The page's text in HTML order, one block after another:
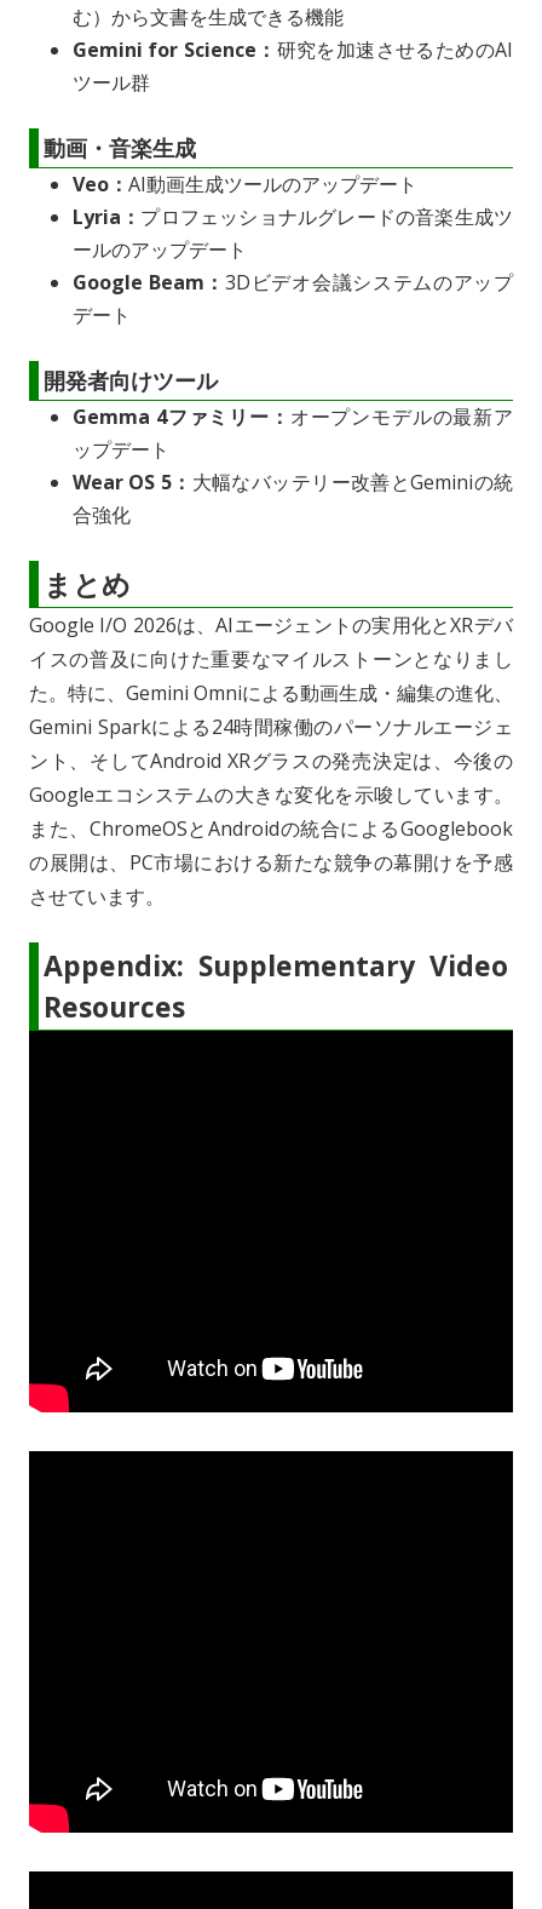
む）から文書を生成できる機能
Gemini for Science： 研究を加速させるためのAI
ツール群
動画・音楽生成
Veo： AI動画生成ツールのアップデート
Lyria： プロフェッショナルグレードの音楽生成ツ
ールのアップデート
Google Beam：3Dビデオ会議システムのアップ
デート
開発者向けツール
Gemma 4ファミリー： オープンモデルの最新ア
ップデート
Wear OS 5： 大幅なバッテリー改善とGeminiの統
合強化
まとめ
Google I/O 2026は、AIエージェントの実用化とXRデバ
イスの普及に向けた重要なマイルストーンとなりまし
た。特に、Gemini Omniによる動画生成・編集の進化、
Gemini Sparkによる24時間稼働のパーソナルエージェ
ント、そしてAndroid XRグラスの発売決定は、今後の
Googleエコシステムの大きな変化を示唆しています。
また、ChromeOSとAndroidの統合によるGooglebook
の展開は、PC市場における新たな競争の幕開けを予感
させています。
Appendix: Supplementary Video
Resources